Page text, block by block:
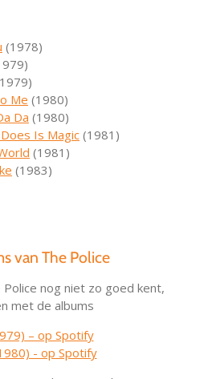
(1978)
Me (1980)
Da (1980)
Is Magic (1981)
(1981)
(1983)
van The Police
nog niet zo goed kent,
met de albums
– op Spotify
- op Spotify